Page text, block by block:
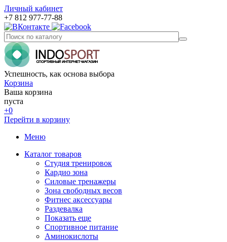
Личный кабинет
+7 812 977-77-88
Успешность, как основа выбора
Корзина
Ваша корзина
пуста
+0
Перейти в корзину
Меню
Каталог товаров
Студия тренировок
Кардио зона
Силовые тренажеры
Зона свободных весов
Фитнес аксессуары
Раздевалка
Показать еще
Спортивное питание
Аминокислоты